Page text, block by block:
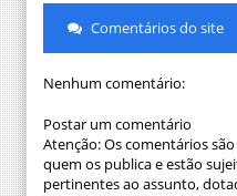
Comentários do site
Nenhum comentário:
Postar um comentário
Atenção: Os comentários
quem os publica e estão
pertinentes ao assunto,